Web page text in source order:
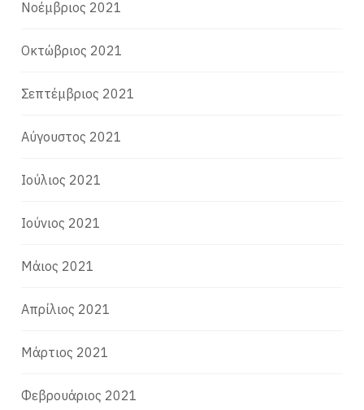
Νοέμβριος 2021
Οκτώβριος 2021
Σεπτέμβριος 2021
Αύγουστος 2021
Ιούλιος 2021
Ιούνιος 2021
Μάιος 2021
Απρίλιος 2021
Μάρτιος 2021
Φεβρουάριος 2021